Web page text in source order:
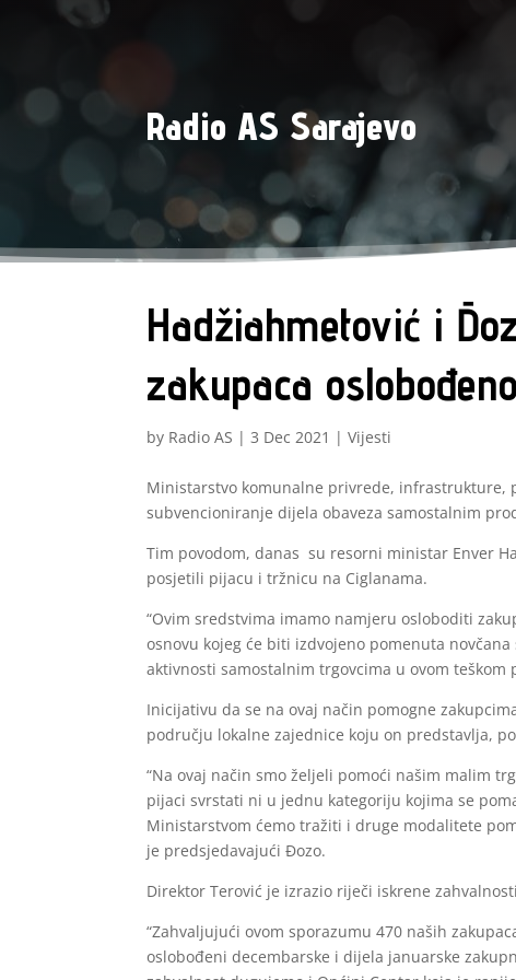
Radio AS Sarajevo
Hadžiahmetović i
zakupaca
by Radio AS |3 Dec 2021 |Vijesti
Ministarstvo komunalne privrede, infrastrukture,
subvencioniranje dijela obaveza samostalnim
Tim povodom, danas su resorni ministar Enver
posjetili pijacu i tržnicu na Ciglanama.
“Ovim sredstvima imamo namjeru osloboditi
osnovu kojeg će biti izdvojeno pomenuta
aktivnosti samostalnim trgovcima u ovom
Inicijativu da se na ovaj način pomogne
području lokalne zajednice koju on predstavlja,
“Na ovaj način smo željeli pomoći našim malim
pijaci svrstati ni u jednu kategoriju kojima se
Ministarstvom ćemo tražiti i druge modalitete
je predsjedavajući Đozo.
Direktor Terović je izrazio riječi iskrene
“Zahvaljujući ovom sporazumu 470 naših
oslobođeni decembarske i dijela januarske